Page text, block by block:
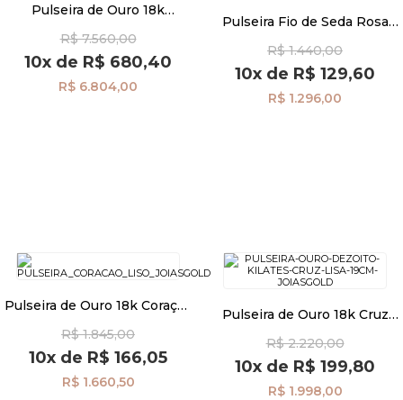
Pulseira de Ouro 18k
Coração Citrino pu06555
R$ 7.560,00
10x de R$ 680,40
R$ 6.804,00
Pulseira Fio de Seda Rosa
de Ouro 18k pu08606
R$ 1.440,00
10x de R$ 129,60
R$ 1.296,00
Pulseira de Ouro 18k Coração
pu08577
R$ 1.845,00
10x de R$ 166,05
R$ 1.660,50
Pulseira de Ouro 18k Cruz
R$ 2.220,00
10x de R$ 199,80
R$ 1.998,00